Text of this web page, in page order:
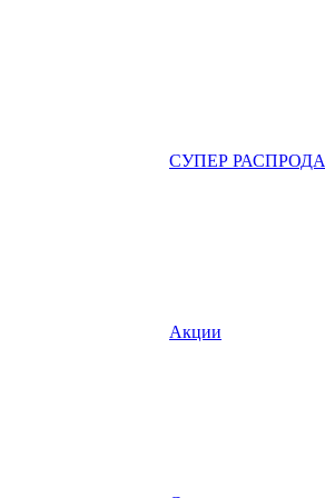
СУПЕР
Акции